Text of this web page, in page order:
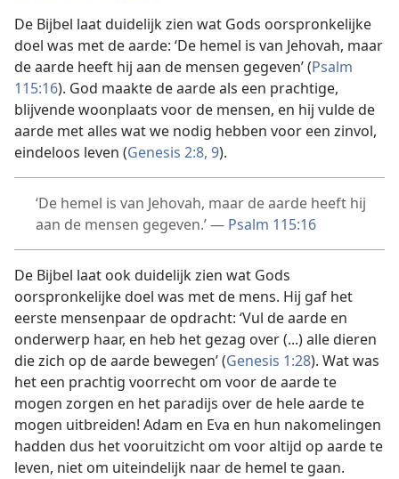
De Bijbel laat duidelijk zien wat Gods oorspronkelijke
doel was met de aarde: ‘De hemel is van Jehovah, maar
de aarde heeft hij aan de mensen gegeven’ (Psalm
115:16). God maakte de aarde als een prachtige,
blijvende woonplaats voor de mensen, en hij vulde de
aarde met alles wat we nodig hebben voor een zinvol,
eindeloos leven (Genesis 2:8, 9).
‘De hemel is van Jehovah, maar de aarde heeft hij
aan de mensen gegeven.’ — Psalm 115:16
De Bijbel laat ook duidelijk zien wat Gods
oorspronkelijke doel was met de mens. Hij gaf het
eerste mensenpaar de opdracht: ‘Vul de aarde en
onderwerp haar, en heb het gezag over (...) alle dieren
die zich op de aarde bewegen’ (Genesis 1:28). Wat was
het een prachtig voorrecht om voor de aarde te
mogen zorgen en het paradijs over de hele aarde te
mogen uitbreiden! Adam en Eva en hun nakomelingen
hadden dus het vooruitzicht om voor altijd op aarde te
leven, niet om uiteindelijk naar de hemel te gaan.